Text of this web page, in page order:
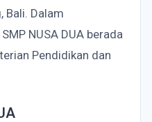
Bali. Dalam
NUSA DUA berada
Pendidikan dan